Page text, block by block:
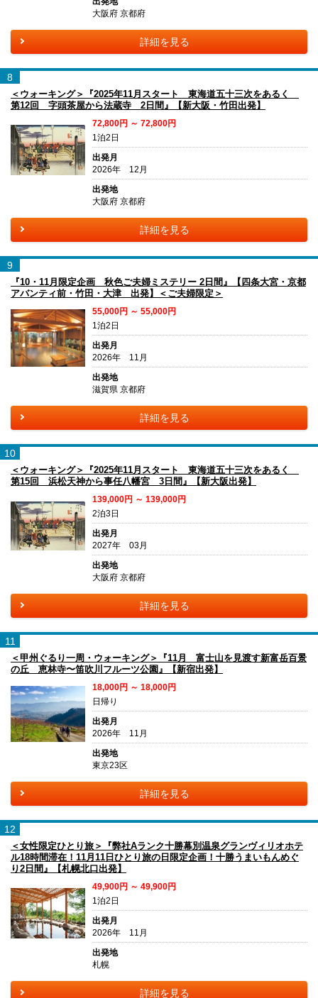
大阪府 京都府
詳細を見る
8
＜ウォーキング＞『2025年11月スタート 東海道五十三次をあるく
第12回 字頭茶屋から法蔵寺 2日間』【新大阪・竹田出発】
72,800円 ～ 72,800円
1泊2日
出発月
2026年 12月
出発地
大阪府 京都府
詳細を見る
9
『10・11月限定企画 秋色ご夫婦ミステリー 2日間』【四条大宮・京都
アバンティ前・竹田・大津 出発】＜ご夫婦限定＞
55,000円 ～ 55,000円
1泊2日
出発月
2026年 11月
出発地
滋賀県 京都府
詳細を見る
10
＜ウォーキング＞『2025年11月スタート 東海道五十三次をあるく
第15回 浜松天神から事任八幡宮 3日間』【新大阪出発】
139,000円 ～ 139,000円
2泊3日
出発月
2027年 03月
出発地
大阪府 京都府
詳細を見る
11
＜甲州ぐるり一周・ウォーキング＞『11月 富士山を見渡す新富岳百景
の丘 恵林寺〜笛吹川フルーツ公園』【新宿出発】
18,000円 ～ 18,000円
日帰り
出発月
2026年 11月
出発地
東京23区
詳細を見る
12
＜女性限定ひとり旅＞『弊社Aランク十勝幕別温泉グランヴィリオホテ
ル18時間滞在！11月11日ひとり旅の日限定企画！十勝うまいもんめぐ
り2日間』【札幌北口出発】
49,900円 ～ 49,900円
1泊2日
出発月
2026年 11月
出発地
札幌
詳細を見る